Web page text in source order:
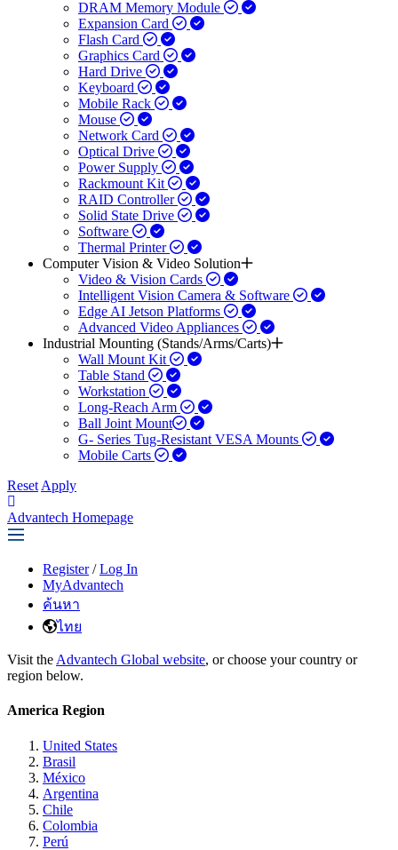
DRAM Memory Module
Expansion Card
Flash Card
Graphics Card
Hard Drive
Keyboard
Mobile Rack
Mouse
Network Card
Optical Drive
Power Supply
Rackmount Kit
RAID Controller
Solid State Drive
Software
Thermal Printer
Computer Vision & Video Solution
Video & Vision Cards
Intelligent Vision Camera & Software
Edge AI Jetson Platforms
Advanced Video Appliances
Industrial Mounting (Stands/Arms/Carts)
Wall Mount Kit
Table Stand
Workstation
Long-Reach Arm
Ball Joint Mount​
G- Series Tug-Resistant VESA Mounts
Mobile Carts
Reset Apply
Advantech Homepage
Register / Log In
MyAdvantech
ค้นหา
ไทย
Visit the Advantech Global website, or choose your country or
region below.
America Region
United States
Brasil
México
Argentina
Chile
Colombia
Perú